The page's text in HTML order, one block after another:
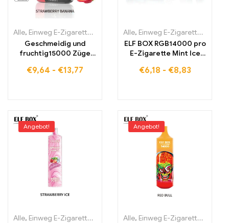
Alle, Einweg E-Zigaretten Einweg-E-Zigaretten Estland,Einweg-
Geschmeidig und
fruchtig15000 Züge
der ELF BOX PULSE X
€9,64 - €13,77
Alle, Einweg E-Zigaretten
ELF BOX RGB14000 pro
E-Zigarette Mint Ice
erfrischenden Moment
€6,18 - €8,83
Angebot!
Alle, Einweg E-Zigaretten Einweg-E-Zigaretten Estland,Einweg-
Angebot!
Alle, Einweg E-Zigaretten